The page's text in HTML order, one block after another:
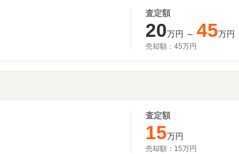
査定額
20万円 ～ 45万円
売却額： 45万円
査定額
15万円
売却額： 15万円